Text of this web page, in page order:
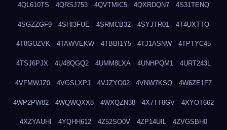
4QL610TS 4QRSJ753 4QVTMIC5 4QXRDQN7 4S31TENQ
4SGZZGF9 4SHI3FUE 4SRMCB32 4SYJTR01 4T4UXTTO
4T8GUZVK 4TAWVEKW 4TBBI1Y5 4TJ1ASNW 4TPTYC45
4TSJ6PJX 4U48QGQ2 4UMM8LXA 4UNHPQM1 4URT243L
4VFMWJZ0 4VGSLXPJ 4VJZYO02 4VNW7KSQ 4W6ZE1F7
4WP2PW82 4WQWQXX8 4WXQZN38 4X7TT8GV 4XYOT662
4XZYAUHI 4YQHH612 4Z52SO0V 4ZP14UIL 4ZVGSBH0